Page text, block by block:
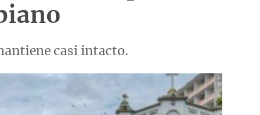
casi intacto.